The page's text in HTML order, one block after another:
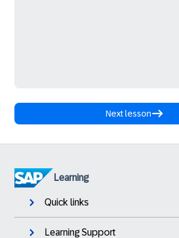
Next lesson
Learning
Quick links
Learning Support